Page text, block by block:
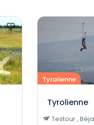
Tyrolienne
Tyrolienne
Testour , Béja